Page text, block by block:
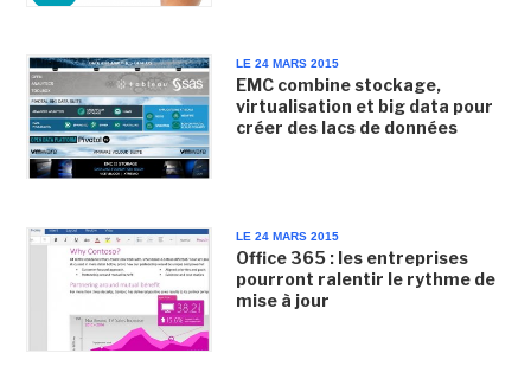
LE 24 MARS 2015
EMC combine stockage,
virtualisation et big data pour
créer des lacs de données
LE 24 MARS 2015
Office 365 : les entreprises
pourront ralentir le rythme de
mise à jour